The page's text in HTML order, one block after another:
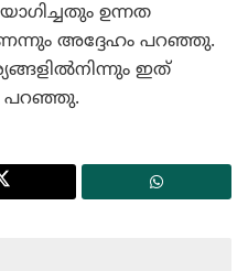
ഉന്നത
അദ്ദേഹം പറഞ്ഞു.
ഇത്
പറഞ്ഞു.